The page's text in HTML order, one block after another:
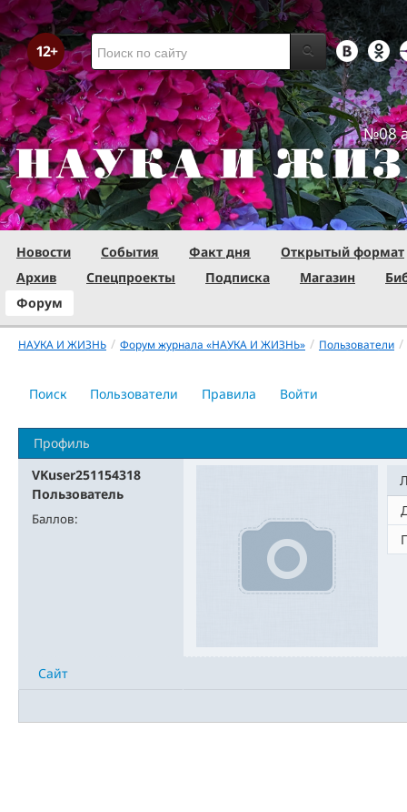
№08
Новости События Факт дня
Открытый формат
Архив
Спецпроекты Подписка Магазин
Форум
НАУКА И ЖИЗНЬ / Форум журнала «НАУКА И ЖИЗНЬ» / Пользователи /
Поиск Пользователи Правила Войти
Профиль
VKuser251154318
Пользователь
Баллов:
Сайт